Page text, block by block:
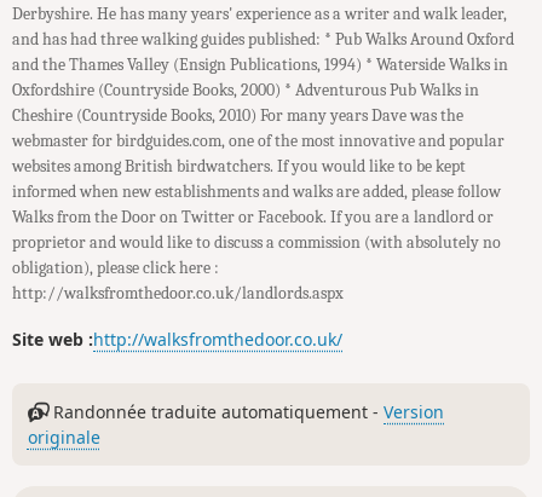
Derbyshire. He has many years' experience as a writer and walk leader,
and has had three walking guides published: * Pub Walks Around Oxford
and the Thames Valley (Ensign Publications, 1994) * Waterside Walks in
Oxfordshire (Countryside Books, 2000) * Adventurous Pub Walks in
Cheshire (Countryside Books, 2010) For many years Dave was the
webmaster for birdguides.com, one of the most innovative and popular
websites among British birdwatchers. If you would like to be kept
informed when new establishments and walks are added, please follow
Walks from the Door on Twitter or Facebook. If you are a landlord or
proprietor and would like to discuss a commission (with absolutely no
obligation), please click here :
http://walksfromthedoor.co.uk/landlords.aspx
Site web :http://walksfromthedoor.co.uk/
Randonnée traduite automatiquement -Version
originale